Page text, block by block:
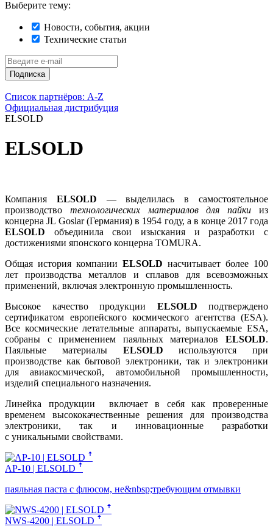
Выберите тему:
Новости, события, акции
Технические статьи
Подписка
Список партнёров: A-Z
Официальная дистрибуция
ELSOLD
ELSOLD
Компания ELSOLD — выделилась в самостоятельное
производство технологических материалов для пайки из
концерна JL Goslar (Германия) в 1954 году, а в конце 2017 года
ELSOLD объединила свои изыскания и разработки с
достижениями японского концерна TOMURA.
Общая история компании ELSOLD насчитывает более 100
лет производства металлов и сплавов для всевозможных
применений, включая электронную промышленность.
Высокое качество продукции ELSOLD подтверждено
сертификатом европейского космического агентства (ESA).
Все космические летательные аппараты, выпускаемые ESA,
собраны с применением паяльных материалов ELSOLD.
Паяльные материалы ELSOLD используются при
производстве как бытовой электроники, так и электроники
для авиакосмической, автомобильной промышленности,
изделий специального назначения.
Линейка продукции включает в себя как проверенные
временем высококачественные решения для производства
электроники, так и инновационные разработки
с уникальными свойствами.
AP-10 | ELSOLD ꜛ
паяльная паста с флюсом, не&nbsp;требующим отмывки
NWS-4200 | ELSOLD ꜛ